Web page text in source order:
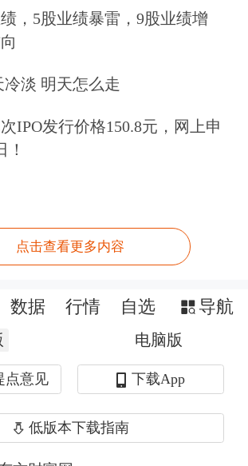
亦全线大跌，西部数据
，
，康宁 、Coherent大跌超
火热，引发市场对美联储年
风险资产形成全面压制，
、估值高企的美股AI及科技
抛售潮。
公布的数据显示，5月份美
17.2万人，远高于分析师此
，5股业绩暴雷，9股业绩增
淡 明天怎么走
IPO发行价格150.8元，网上申
！
点击查看更多内容
数据 行情 自选 导航
电脑版
点意见 下载App
低版本下载指南